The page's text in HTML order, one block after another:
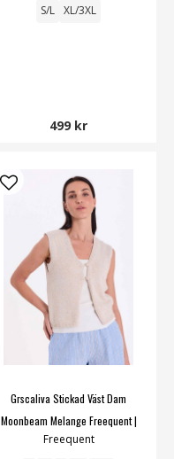
S/L XL/3XL
499 kr
Grscaliva Stickad Väst Dam
Moonbeam Melange Freequent |
Smilebutiken
Freequent